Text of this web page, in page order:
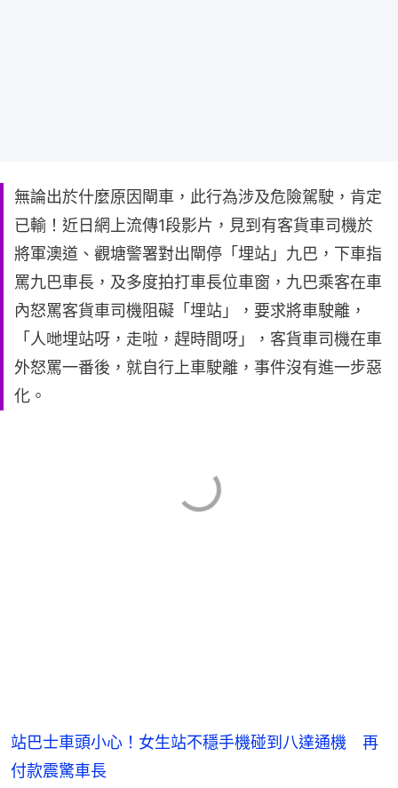
無論出於什麼原因閘車，此行為涉及危險駕駛，肯定
已輸！近日網上流傳1段影片，見到有客貨車司機於
將軍澳道、觀塘警署對出閘停「埋站」九巴，下車指
罵九巴車長，及多度拍打車長位車窗，九巴乘客在車
內怒罵客貨車司機阻礙「埋站」，要求將車駛離，
「人哋埋站呀，走啦，趕時間呀」，客貨車司機在車
外怒罵一番後，就自行上車駛離，事件沒有進一步惡
化。
站巴士車頭小心！女生站不穩手機碰到八達通機 再
付款震驚車長